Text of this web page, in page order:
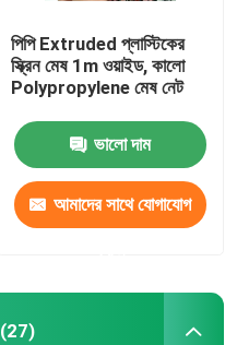
পিপি Extruded প্লাস্টিকের
স্ক্রিন মেষ 1m ওয়াইড, কালো
Polypropylene মেষ নেট
ভালো দাম
আমাদের সাথে যোগাযোগ
(27)